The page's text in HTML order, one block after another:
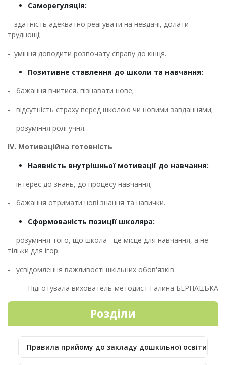
Саморегуляція:
- здатність адекватно реагувати на невдачі, долати
труднощі;
- уміння доводити розпочату справу до кінця.
Позитивне ставлення до школи та навчання:
- бажання вчитися, пізнавати нове;
- відсутність страху перед школою чи новими завданнями;
- розуміння ролі учня.
ІV. Мотиваційна готовність
Наявність внутрішньої мотивації до навчання:
- інтерес до знань, до процесу навчання;
- бажання отримати нові знання та навички.
Сформованість позиції школяра:
- розуміння того, що школа - це місце для навчання, а не
тільки для ігор.
- усвідомлення важливості шкільних обов'язків.
Підготувала вихователь-методист Галина БЕРНАЦЬКА
Розділи
Правила прийому до закладу дошкільної освіти